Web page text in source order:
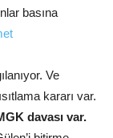
basına
Ve
kararı var.
davası var.